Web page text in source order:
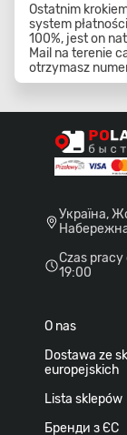
Ostatnim
system
100%, jest on
Mail na terenie
otrzymasz
O nas
Dostawa ze
europejskich
Lista sklepów
Бренди з ЄС
Україна,
Czas pracy
19:00